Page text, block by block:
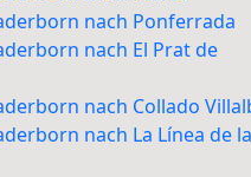
nach Ponferrada
nach El Prat de
nach Collado
nach La Línea de la